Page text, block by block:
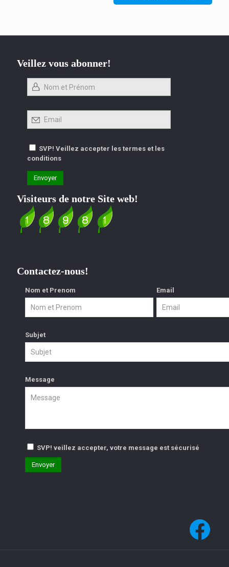
Veillez vous abonner!
SVP! Veillez accepter les termes et les
conditions
Visiteurs de notre Site web!
Contactez-nous!
Nom et Prenom Email
Subjet
Message
SVP! veillez accepter, votre message est sécurisé